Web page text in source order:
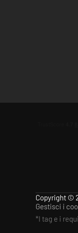
Copyright ©
Gestisci i
*I tag e i